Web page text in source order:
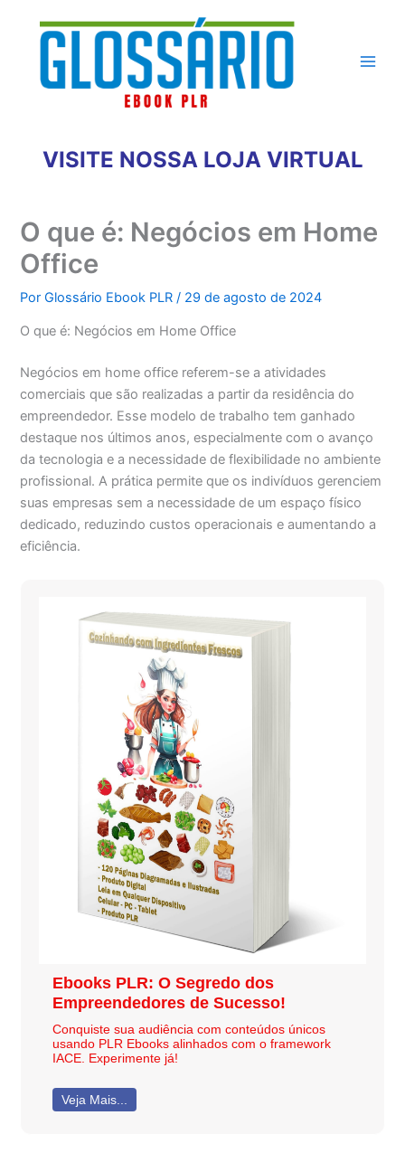
conteúdo
VISITE NOSSA LOJA VIRTUAL
O que é: Negócios em Home
Office
PorGlossário Ebook PLR/ 29 de agosto de 2024
O que é: Negócios em Home Office
Negócios em home office referem-se a atividades
comerciais que são realizadas a partir da residência do
empreendedor. Esse modelo de trabalho tem ganhado
destaque nos últimos anos, especialmente com o avanço
da tecnologia e a necessidade de flexibilidade no ambiente
profissional. A prática permite que os indivíduos gerenciem
suas empresas sem a necessidade de um espaço físico
dedicado, reduzindo custos operacionais e aumentando a
eficiência.
Ebooks PLR: O Segredo dos
Empreendedores de Sucesso!
Conquiste sua audiência com conteúdos únicos
usando PLR Ebooks alinhados com o framework
IACE. Experimente já!
Veja Mais...